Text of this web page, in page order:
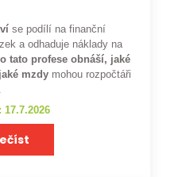
se podílí na finanční
a odhaduje náklady na
tato profese obnáší, jaké
mzdy mohou rozpočtáři
17.7.2026